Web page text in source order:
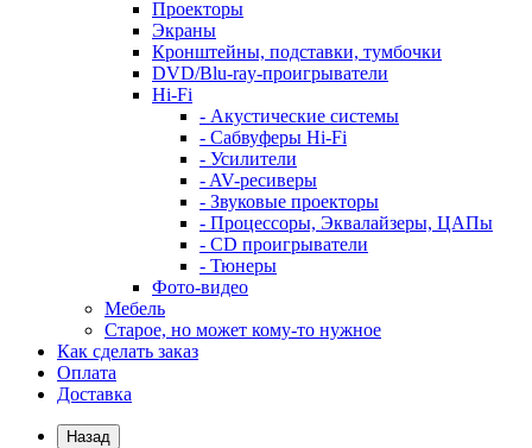
Проекторы
Экраны
Кронштейны, подставки, тумбочки
DVD/Blu-ray-проигрыватели
Hi-Fi
- Акустические системы
- Сабвуферы Hi-Fi
- Усилители
- AV-ресиверы
- Звуковые проекторы
- Процессоры, Эквалайзеры, ЦАПы
- CD проигрыватели
- Тюнеры
Фото-видео
Мебель
Старое, но может кому-то нужное
Как сделать заказ
Оплата
Доставка
Назад